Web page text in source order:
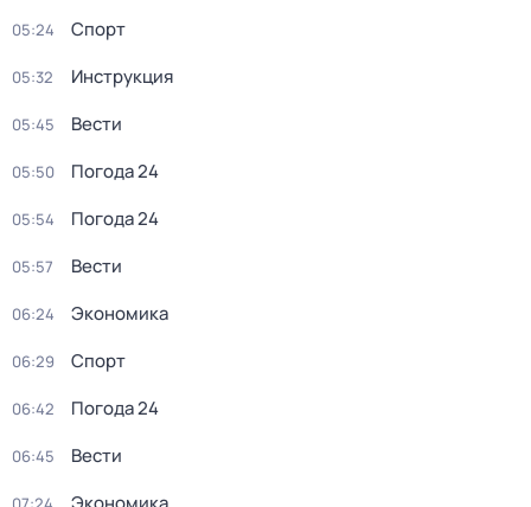
05:24 Спорт
05:32 Инструкция
05:45 Вести
05:50 Погода 24
05:54 Погода 24
05:57 Вести
06:24 Экономика
06:29 Спорт
06:42 Погода 24
06:45 Вести